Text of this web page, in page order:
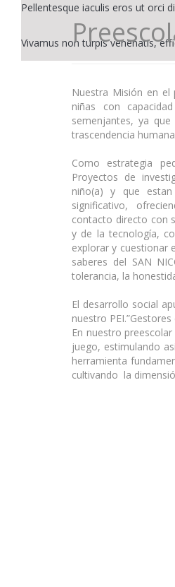
Pellentesque iaculis eros ut orci
Vivamus non turpis venenatis,
Nuestra Misión en
niñas con
semenjantes, ya
trascendencia
Como estrategia
Proyectos de
niño(a) y que
significativo,
contacto directo con
y de la tecnología,
explorar y cuestionar
saberes del SAN
tolerancia, la
El desarrollo social
nuestro
En nuestro
juego, estimulando
herramienta
cultivando la